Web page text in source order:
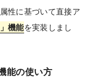
性に基づいて直接ア
機能を実装しまし
能の使い方